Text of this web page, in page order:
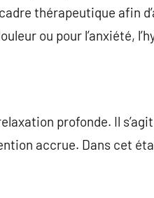
thérapeutique afin
ou pour l’anxiété,
profonde. Il
accrue. Dans cet